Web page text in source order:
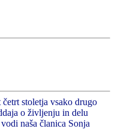
četrt stoletja vsako drugo
o življenju in delu
naša članica Sonja